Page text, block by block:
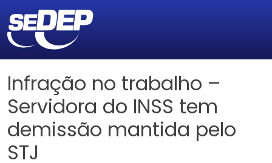
Infração no trabalho –
Servidora do INSS tem
demissão mantida pelo
STJ